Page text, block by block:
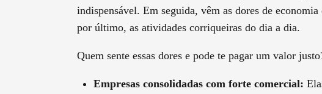
indispensável. Em seguida, vêm as dores de
por último, as atividades corriqueiras do dia a dia.
Quem sente essas dores e pode te pagar um valor
Empresas consolidadas com forte comercial: